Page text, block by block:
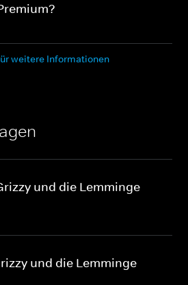
weitere Informationen
und die Lemminge
und die Lemminge